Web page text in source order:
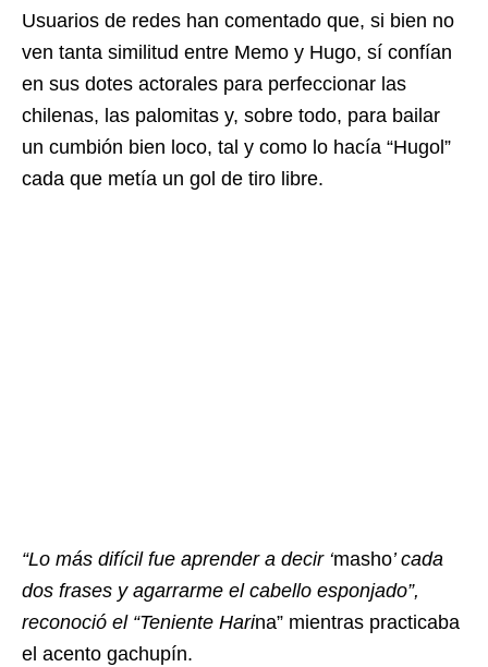
Usuarios de redes han comentado que, si bien no
ven tanta similitud entre Memo y Hugo, sí confían
en sus dotes actorales para perfeccionar las
chilenas, las palomitas y, sobre todo, para bailar
un cumbión bien loco, tal y como lo hacía “Hugol”
cada que metía un gol de tiro libre.
“Lo más difícil fue aprender a decir ‘masho’ cada
dos frases y agarrarme el cabello esponjado”,
reconoció el “Teniente Harina” mientras practicaba
el acento gachupín.